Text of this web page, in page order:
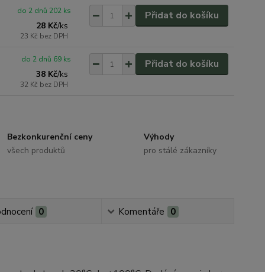
28 Kč/ks
23 Kč bez DPH
do 2 dnů 202 ks Přidat do košíku
38 Kč/ks
32 Kč bez DPH
do 2 dnů 69 ks Přidat do košíku
Bezkonkurenční ceny
všech produktů
Výhody
pro stálé zákazníky
0 Komentáře 0